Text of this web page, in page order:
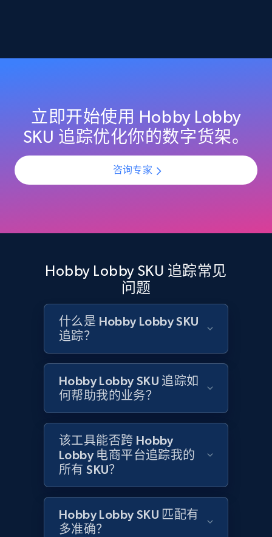
Home Depot US - Discover products by
specified UPC
URL, Domain, Country code, Model number,
Sku, Product id, Product name, Manufacturer,
and more.
Home Depot US - Discovery products by
specific category URL
URL, Domain, Country code, Model number,
Sku, Product id, Product name, Manufacturer,
and more.
2.1K+ 355+ 立即开始
Amazon products global dataset
Title, Seller name, Brand, Description, Initial
price, Currency, Availability, Reviews count, and
2.1K+ 375+ 立即开始
立即开始使用 Hobby Lobby
SKU 追踪优化你的数字货架。
咨询专家
Hobby Lobby SKU 追踪常见
问题
什么是 Hobby Lobby SKU
追踪？
Hobby Lobby SKU 追踪如
何帮助我的业务？
该工具能否跨 Hobby
Lobby 电商平台追踪我的
所有 SKU？
Hobby Lobby SKU 匹配有
多准确？